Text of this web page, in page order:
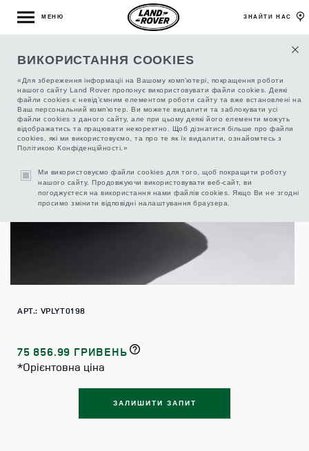
ВИКОРИСТАННЯ COOKIES
«Для збереження інформаціі на Вашому комп’ютері, покращення роботи
нашого сайту Land Rover пропонує використовувати файли cookies. Деякі
файли cookies є невід’ємним елементом роботи сайту та вже встановлені на
Ваш персональний комп’ютер. Ви можете видалити та заблокувати усі
файли cookies з даного сайту, але при цьому деякі його елементи можуть
відображатись та працювати некоректно. Щоб дізнатися більше про файли
cookies, які ми використовуємо, та про те як їх видалити, ознайомтесь з
Політикою Конфіденційності.»
Ми використовуємо файли cookies для того, щоб покращити роботу
нашого сайту. Продовжуючи використовувати веб-сайт, ви
погоджуєтеся на використання нами файлів cookies. Якщо Ви не згодні
просимо змінити відповідні налаштування браузера.
МЕНЮ ЗНАЙТИ НАС
ПРИСТРІЙ ПРИЧЕПНИЙ З`ЄМНИЙ,
ПНЕВМОПІДВІСКА
АРТ.: VPLYT0198
75 856.99 ГРИВЕНЬ
*Орієнтовна ціна
ЗАЛИШИТИ ЗАПИТ